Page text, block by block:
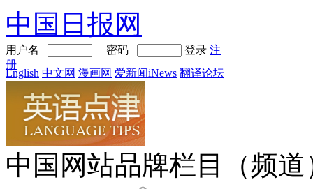
中国日报网
用户名 密码 登录 注
册
English 中文网 漫画网 爱新闻iNews 翻译论坛
中国网站品牌栏目（频道